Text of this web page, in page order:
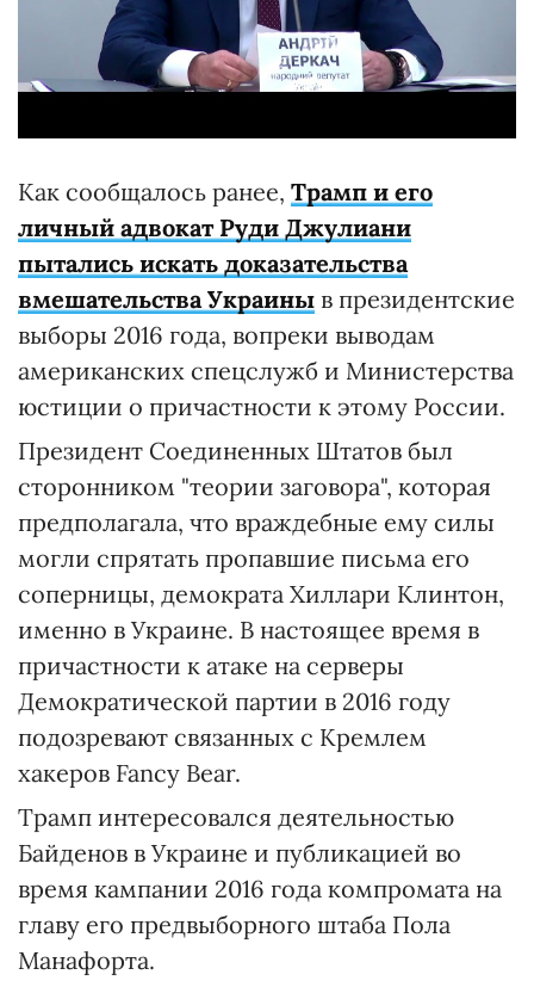
Как сообщалось ранее, Трамп и его
личный адвокат Руди Джулиани
пытались искать доказательства
вмешательства Украины в президентские
выборы 2016 года, вопреки выводам
американских спецслужб и Министерства
юстиции о причастности к этому России.
Президент Соединенных Штатов был
сторонником "теории заговора", которая
предполагала, что враждебные ему силы
могли спрятать пропавшие письма его
соперницы, демократа Хиллари Клинтон,
именно в Украине. В настоящее время в
причастности к атаке на серверы
Демократической партии в 2016 году
подозревают связанных с Кремлем
хакеров Fancy Bear.
Трамп интересовался деятельностью
Байденов в Украине и публикацией во
время кампании 2016 года компромата на
главу его предвыборного штаба Пола
Манафорта.